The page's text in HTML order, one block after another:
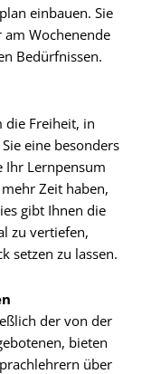
einbauen. Sie
am Wochenende
Bedürfnissen.
die Freiheit, in
eine besonders
Ihr Lernpensum
Zeit haben,
gibt Ihnen die
zu vertiefen,
setzen zu lassen.
der von der
bieten
über